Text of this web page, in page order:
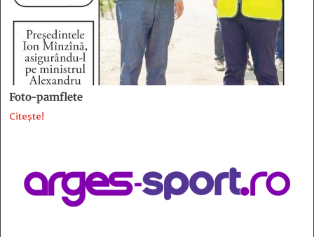
Foto-pamflete
Citește!